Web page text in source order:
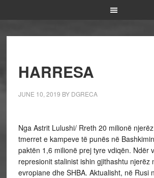
HARRESA
JUNE 10, 2019 BY DGRECA
Nga Astrit Lulushi/ Rreth 20 milionë
tmerret e kampeve të punës në
paktën 1,6 milionë prej tyre vdiqën. Ndër
represionit stalinist ishin gjithashtu njerëz
evropiane dhe SHBA. Aktualisht, në Rusi